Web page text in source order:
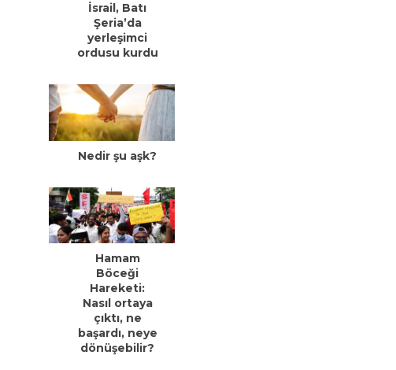
İsrail, Batı
Şeria’da
yerleşimci
ordusu kurdu
Nedir şu aşk?
Hamam
Böceği
Hareketi:
Nasıl ortaya
çıktı, ne
başardı, neye
dönüşebilir?